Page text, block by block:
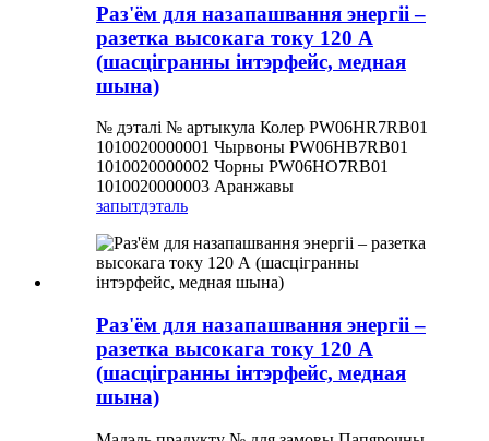
Раз'ём для назапашвання энергіі –
разетка высокага току 120 А
(шасцігранны інтэрфейс, медная
шына)
№ дэталі № артыкула Колер PW06HR7RB01
1010020000001 Чырвоны PW06HB7RB01
1010020000002 Чорны PW06HO7RB01
1010020000003 Аранжавы
запытдэталь
Раз'ём для назапашвання энергіі –
разетка высокага току 120 А
(шасцігранны інтэрфейс, медная
шына)